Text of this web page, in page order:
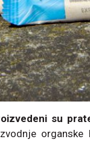
su